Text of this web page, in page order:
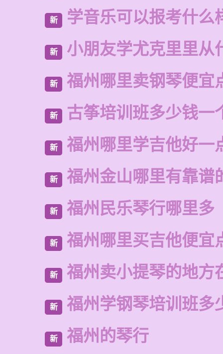
新 学音乐可以报考什么
新 小朋友学尤克里里从
新 福州哪里卖钢琴便宜
新 古筝培训班多少钱一
新 福州哪里学吉他好一
新 福州金山哪里有靠谱
新 福州民乐琴行哪里多
新 福州哪里买吉他便宜
新 福州卖小提琴的地方
新 福州学钢琴培训班多
新 福州的琴行